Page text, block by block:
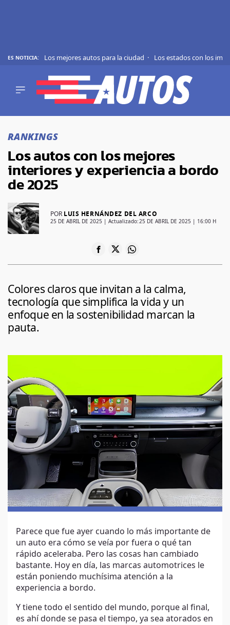
ES NOTICIA: Los mejores autos para la ciudad Los estados con los
SHOWS
CURIOSIDADES
MARCAS
RANKINGS
SÍGUENOS
RANKINGS
Los autos con los mejores
interiores y experiencia a bordo
de 2025
POR LUIS HERNÁNDEZ DEL ARCO
25 DE ABRIL DE 2025 | Actualizado: 25 DE ABRIL DE 2025 | 16:00 H
Colores claros que invitan a la calma,
tecnología que simplifica la vida y un
enfoque en la sostenibilidad marcan la
pauta.
Parece que fue ayer cuando lo más importante de
un auto era cómo se veía por fuera o qué tan
rápido aceleraba. Pero las cosas han cambiado
bastante. Hoy en día, las marcas automotrices le
están poniendo muchísima atención a la
experiencia a bordo.
Y tiene todo el sentido del mundo, porque al final,
es ahí donde se pasa el tiempo, ya sea atorados en